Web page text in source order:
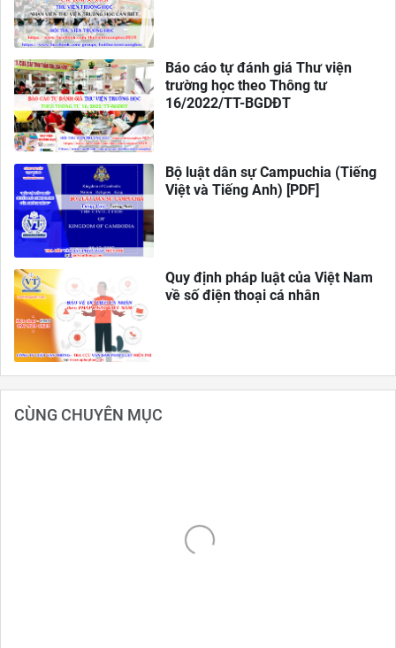
Báo cáo tự đánh giá Thư viện
trường học theo Thông tư
16/2022/TT-BGDĐT
Bộ luật dân sự Campuchia (Tiếng
Việt và Tiếng Anh) [PDF]
Quy định pháp luật của Việt Nam
về số điện thoại cá nhân
CÙNG CHUYÊN MỤC